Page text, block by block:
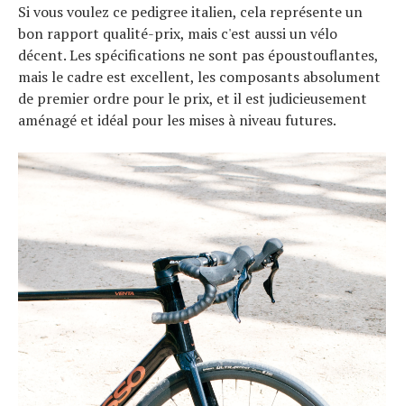
Si vous voulez ce pedigree italien, cela représente un
bon rapport qualité-prix, mais c'est aussi un vélo
décent. Les spécifications ne sont pas époustouflantes,
mais le cadre est excellent, les composants absolument
de premier ordre pour le prix, et il est judicieusement
aménagé et idéal pour les mises à niveau futures.